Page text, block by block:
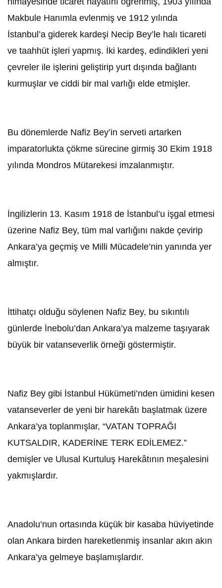
Makbule Hanımla evlenmiş ve 1912 yılında
İstanbul’a giderek kardeşi Necip Bey’le halı ticareti
ve taahhüt işleri yapmış. İki kardeş, edindikleri yeni
çevreler ile işlerini geliştirip yurt dışında bağlantı
kurmuşlar ve ciddi bir mal varlığı elde etmişler.
Bu dönemlerde Nafiz Bey’in serveti artarken
imparatorlukta çökme sürecine girmiş 30 Ekim 1918
yılında Mondros Mütarekesi imzalanmıştır.
İngilizlerin 13. Kasım 1918 de İstanbul’u işgal etmesi
üzerine Nafiz Bey, tüm mal varlığını nakde çevirip
Ankara’ya geçmiş ve Milli Mücadele’nin yanında yer
almıştır.
İttihatçı olduğu söylenen Nafiz Bey, bu sıkıntılı
günlerde İnebolu’dan Ankara’ya malzeme taşıyarak
büyük bir vatanseverlik örneği göstermiştir.
Nafiz Bey gibi İstanbul Hükümeti’nden ümidini kesen
vatanseverler de yeni bir harekâtı başlatmak üzere
Ankara’ya toplanmışlar, “VATAN TOPRAĞI
KUTSALDIR, KADERİNE TERK EDİLEMEZ.”
demişler ve Ulusal Kurtuluş Harekâtının meşalesini
yakmışlardır.
Anadolu’nun ortasında küçük bir kasaba hüviyetinde
olan Ankara birden hareketlenmiş insanlar akın akın
Ankara’ya gelmeye başlamışlardır.